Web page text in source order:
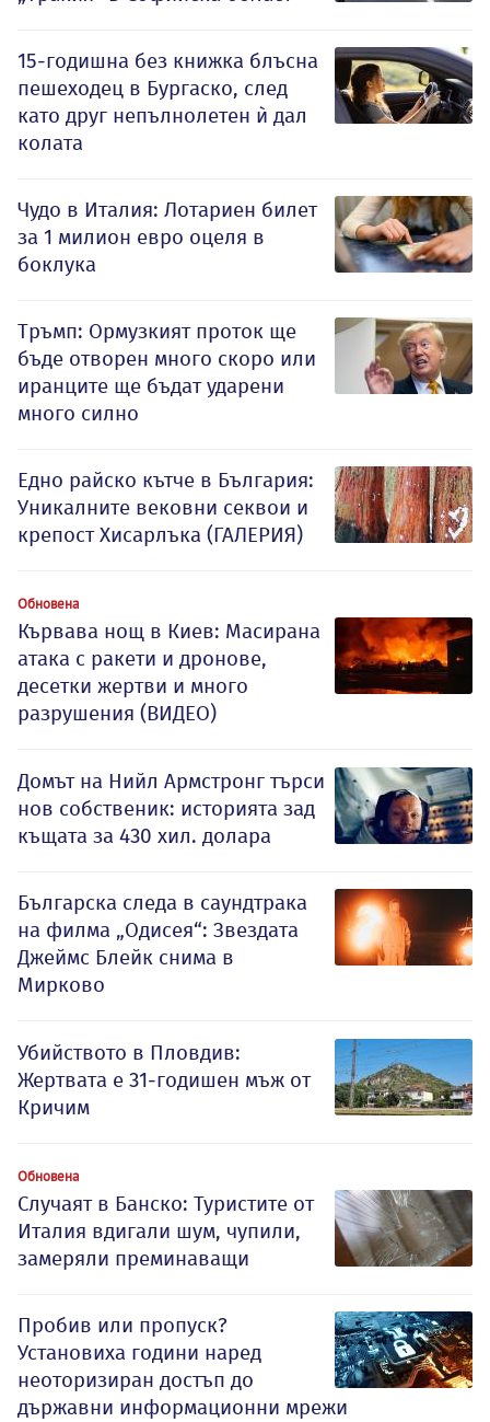
15-годишна без книжка блъсна
пешеходец в Бургаско, след
като друг непълнолетен ѝ дал
колата
Чудо в Италия: Лотариен билет
за 1 милион евро оцеля в
боклука
Тръмп: Ормузкият проток ще
бъде отворен много скоро или
иранците ще бъдат ударени
много силно
Едно райско кътче в България:
Уникалните вековни секвои и
крепост Хисарлъка (ГАЛЕРИЯ)
Обновена
Кървава нощ в Киев: Масирана
атака с ракети и дронове,
десетки жертви и много
разрушения (ВИДЕО)
Домът на Нийл Армстронг търси
нов собственик: историята зад
къщата за 430 хил. долара
Българска следа в саундтрака
на филма „Одисея“: Звездата
Джеймс Блейк снима в
Мирково
Убийството в Пловдив:
Жертвата е 31-годишен мъж от
Кричим
Обновена
Случаят в Банско: Туристите от
Италия вдигали шум, чупили,
замеряли преминаващи
Пробив или пропуск?
Установиха години наред
неоторизиран достъп до
държавни информационни мрежи